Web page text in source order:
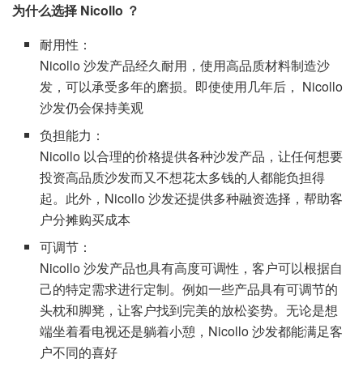
为什么选择 Nicollo ？
耐用性：
Nicollo 沙发产品经久耐用，使用高品质材料制造沙
发，可以承受多年的磨损。即使使用几年后， Nicollo
沙发仍会保持美观
负担能力：
Nicollo 以合理的价格提供各种沙发产品，让任何想要
投资高品质沙发而又不想花太多钱的人都能负担得
起。此外，Nicollo 沙发还提供多种融资选择，帮助客
户分摊购买成本
可调节：
Nicollo 沙发产品也具有高度可调性，客户可以根据自
己的特定需求进行定制。例如一些产品具有可调节的
头枕和脚凳，让客户找到完美的放松姿势。无论是想
端坐着看电视还是躺着小憩，Nicollo 沙发都能满足客
户不同的喜好